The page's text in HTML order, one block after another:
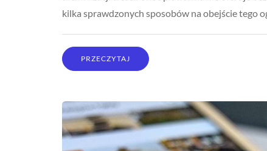
kilka sprawdzonych sposobów na obejście tego
PRZECZYTAJ